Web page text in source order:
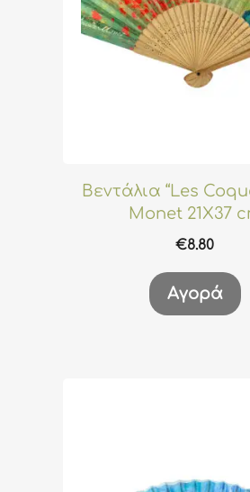
Βεντάλια “Les
Monet 21X37
€8.80
Αγορά